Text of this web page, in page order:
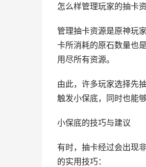
怎么样管理玩家的抽卡
管理抽卡资源是原神玩
卡所消耗的原石数量也
用尽所有资源。
由此，许多玩家选择先
触发小保底，同时也能
小保底的技巧与建议
有时，抽卡经过会出现
的实用技巧：